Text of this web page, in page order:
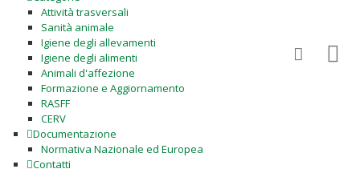
Attività trasversali
Sanità animale
Igiene degli allevamenti
Igiene degli alimenti
Animali d'affezione
Formazione e Aggiornamento
RASFF
CERV
Documentazione
Normativa Nazionale ed Europea
Contatti